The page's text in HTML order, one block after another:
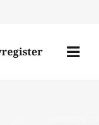
Menü